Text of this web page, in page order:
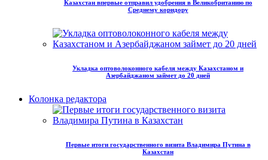
Казахстан впервые отправил удобрения в Великобританию по
Среднему коридору
Укладка оптоволоконного кабеля между Казахстаном и
Азербайджаном займет до 20 дней
Колонка редактора
Первые итоги государственного визита Владимира Путина в
Казахстан